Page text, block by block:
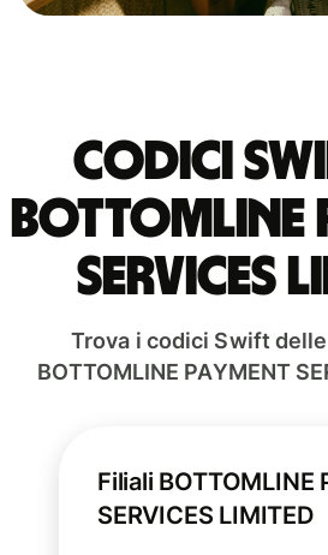
Codici
BOTTOMLINE
SERVICES
Trova i codici Swift
BOTTOMLINE PAYMENT
Filiali BOTTOMLINE
SERVICES LIMITED